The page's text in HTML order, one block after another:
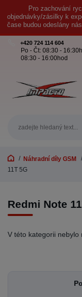
Pro zachování
objednávky/zásilky k
čase budou odeslány
+420 724 114 604
Po - Čt: 08:30 -
08:30 - 16:00hod
Náhradní díly GSM
11T 5G
Redmi Note
V této kategorii nebylo